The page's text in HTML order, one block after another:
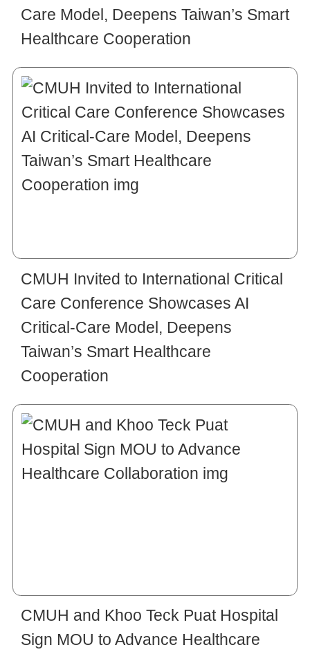
Care Model, Deepens Taiwan’s Smart
Healthcare Cooperation
CMUH Invited to International Critical
Care Conference Showcases AI
Critical-Care Model, Deepens
Taiwan’s Smart Healthcare
Cooperation
CMUH and Khoo Teck Puat Hospital
Sign MOU to Advance Healthcare